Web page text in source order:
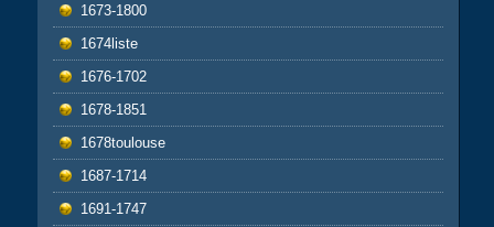
1673-1800
1674liste
1676-1702
1678-1851
1678toulouse
1687-1714
1691-1747